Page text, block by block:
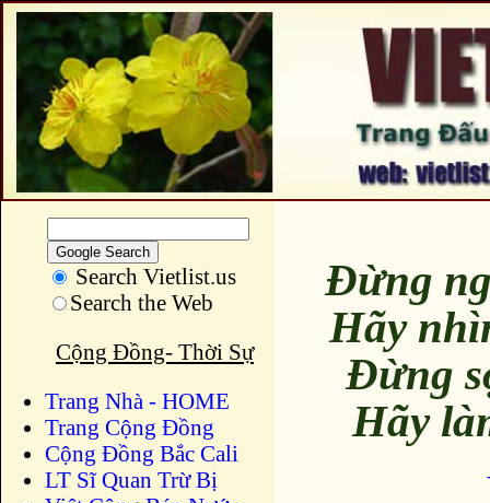
Search Vietlist.us
Search the Web
Cộng Đồng- Thời Sự
Trang Nhà - HOME
Trang Cộng Đồng
Cộng Đồng Bắc Cali
LT Sĩ Quan Trừ Bị
Đừng
Hãy
Đừng
Hãy